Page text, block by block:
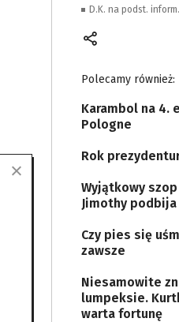
D.K. na podst.
Polecamy również:
Karambol na 4.
Pologne
Rok
Wyjątkowy
Jimothy
Czy pies się
zawsze
Niesamowite
lumpeksie.
warta fortunę